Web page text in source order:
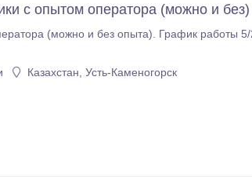
с опытом оператора (можно и без)
(можно и без опыта). График работы 5/2 с
Казахстан, Усть-Каменогорск